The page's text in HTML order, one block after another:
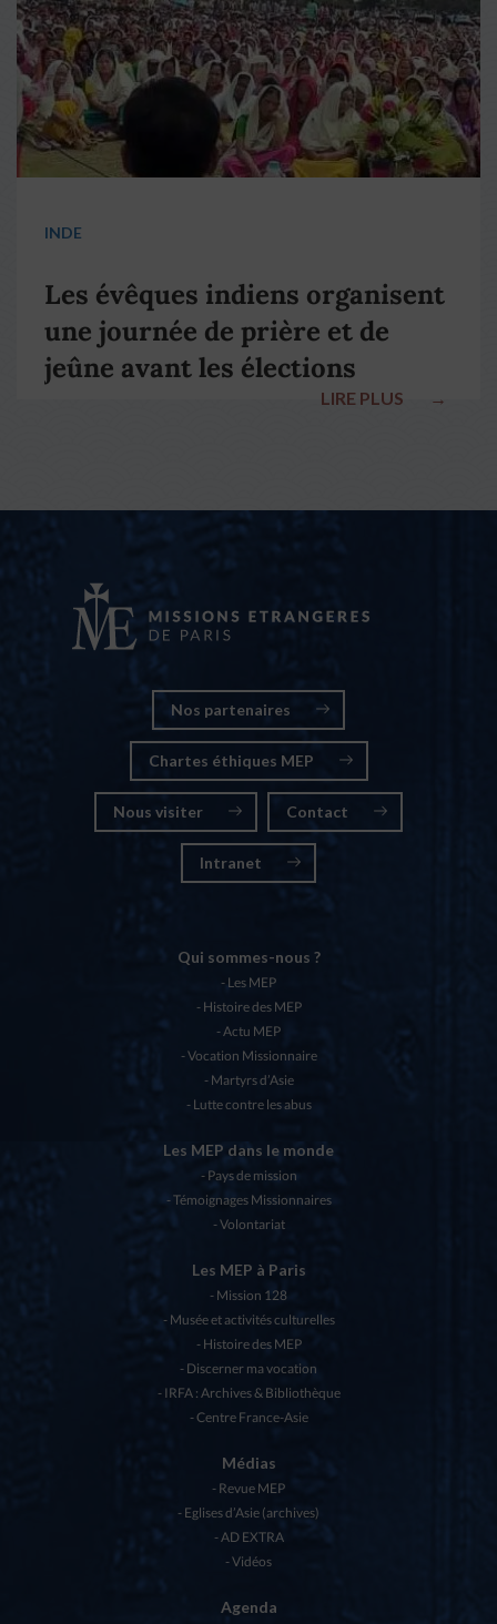
INDE
Les évêques indiens organisent
une journée de prière et de
jeûne avant les élections
LIRE PLUS →
Nos partenaires
Chartes éthiques MEP
Nous visiter Contact
Intranet
Qui sommes-nous ?
Les MEP
Histoire des MEP
Actu MEP
Vocation Missionnaire
Martyrs d’Asie
Lutte contre les abus
Les MEP dans le monde
Pays de mission
Témoignages Missionnaires
Volontariat
Les MEP à Paris
Mission 128
Musée et activités culturelles
Histoire des MEP
Discerner ma vocation
IRFA : Archives & Bibliothèque
Centre France-Asie
Médias
Revue MEP
Eglises d’Asie (archives)
AD EXTRA
Vidéos
Agenda